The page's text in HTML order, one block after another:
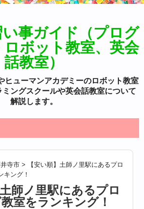
事ガイド（プログ
ロボット教室、英会
話教室）
ヒューマンアカデミーのロボット教室
ングスクールや英会話教室について
解説します。
寺市 >
【安い順】土師ノ里駅にあるプロ
キング！
土師ノ里駅にあるプロ
室をランキング！